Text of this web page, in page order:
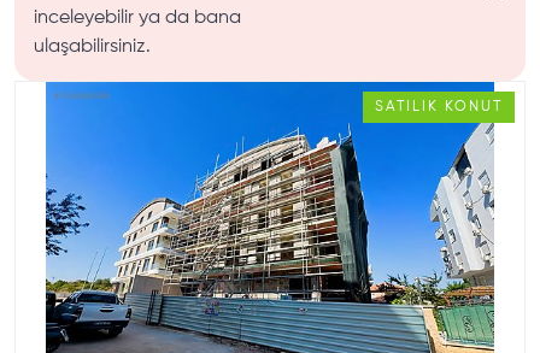
inceleyebilir ya da bana
ulaşabilirsiniz.
SATILIK KONUT